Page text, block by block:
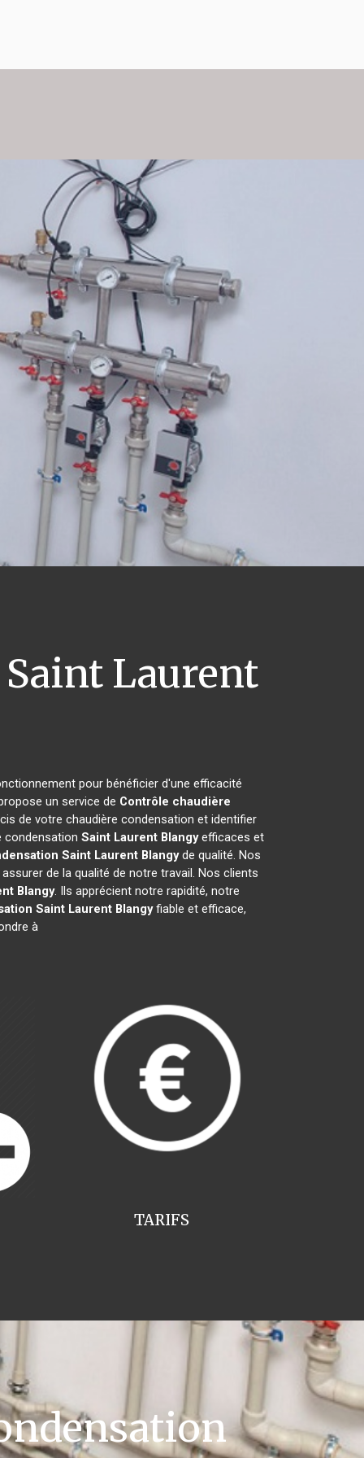
Laurent
pour bénéficier d'une efficacité
un service de Contrôle chaudière
de votre chaudière condensation et identifier
condensation Saint Laurent Blangyefficaces et
Saint Laurent Blangyde qualité. Nos
de la qualité de notre travail. Nos clients
Blangy. Ils apprécient notre rapidité, notre
Saint Laurent Blangyfiable et efficace,
à
TARIFS